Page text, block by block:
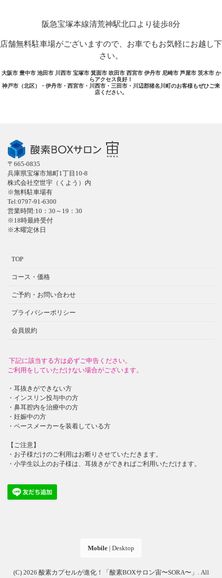
阪急宝塚本線清荒神駅北口より徒歩8分
店舗無料駐車場がございますので、お車でもお気軽にお越し下
さい。
大阪市 豊中市 池田市 川西市 宝塚市 箕面市 吹田市 西宮市 伊丹市 尼崎市 芦屋市 茨木市 か
らアクセス良好！
神戸市（北区）・伊丹市・西宮市・川西市・三田市・川辺郡猪名川町のお客様もぜひご来
店ください。
〒665-0835
兵庫県宝塚市旭町1丁目10-8
株式会社空世宇（くよう）内
※無料駐車場有
Tel:0797-91-6300
営業時間:10：30～19：30
※18時最終受付
※木曜定休日
TOP
コース・価格
ご予約・お問い合わせ
プライバシーポリシー
会員規約
下記に該当する方は必ずご申告ください。
ご利用をしていただけない場合がございます。
・耳抜きができない方
・インスリン投与中の方
・鼻耳腔内を治療中の方
・妊娠中の方
・ペースメーカーを装着している方
【ご注意】
・お子様だけのご利用はお断りさせていただきます。
・小学生以上のお子様は、耳抜きができればご利用いただけます。
Mobile | Desktop
(C) 2026 酸素カプセルが進化！「酸素BOXサロン宙〜SORA〜」 . All